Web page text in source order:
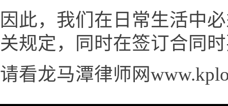
因此，我们在日常生活中
关规定，同时在签订合同
请看龙马潭律师网